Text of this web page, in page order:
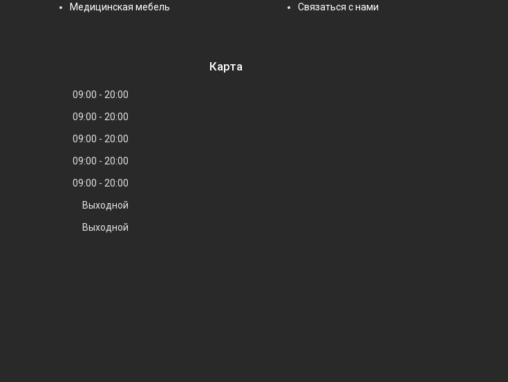
Медицинская мебель
Связаться с нами
09:00
20:00
09:00
20:00
09:00
20:00
09:00
20:00
09:00
20:00
Выходной
Выходной
Карта